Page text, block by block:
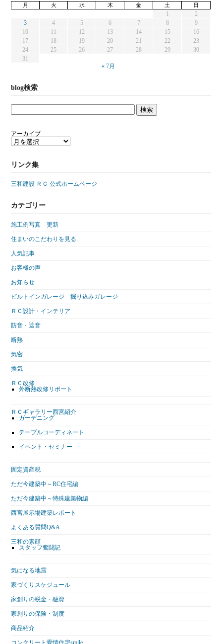
月 火 水 木 金 土 日
1
2
3
4 5 6 7 8
9
10
11 12 13 14 15
16
17
18 19 20 21 22
23
24
25 26 27 28 29
30
31
« 7月
blog検索
アーカイブ
リンク集
三和建設 ＲＣ 公式ホームページ
カテゴリー
施工例写真 更新
住まいのこだわりを見る
人気記事
お客様の声
お知らせ
ビルトインガレージ 掘り込みガレージ
ＲＣ設計・インテリア
防音・遮音
断熱
気密
換気
ＲＣ改修
外断熱改修リポート
ＲＣギャラリー西宮紹介
ガーデニング
テーブルコーディネート
イベント・セミナー
固定資産税
ただ今建築中～RC住宅編
ただ今建築中～特殊建築物編
西宮展示場建築レポート
よくある質問Q&A
三和の素顔
スタッフ奮闘記
気になる地震
家づくりスケジュール
家創りの税金・融資
家創りの保険・制度
商品紹介
コンクリート愛情住宅smile